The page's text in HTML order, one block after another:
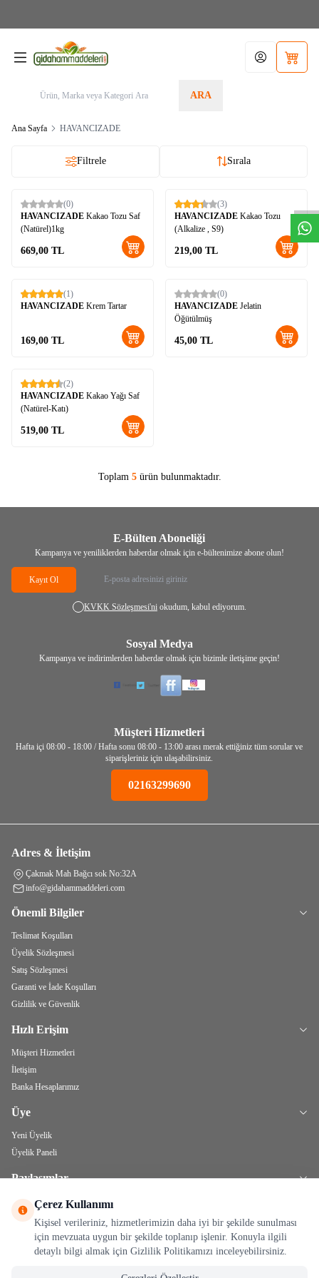
ARA
HesabımSepetim
Ana Sayfa HAVANCIZADE
Filtrele Sırala
Yeni
(0)
HAVANCIZADE Kakao Tozu Saf
(Natürel)1kg
669,00 TL
(3)
HAVANCIZADE Kakao Tozu
(Alkalize , S9)
219,00 TL
(1)
HAVANCIZADE Krem Tartar
169,00 TL
(0)
HAVANCIZADE Jelatin
Öğütülmüş
45,00 TL
Yeni
(2)
HAVANCIZADE Kakao Yağı Saf
(Natürel-Katı)
519,00 TL
Toplam 5ürün bulunmaktadır.
E-Bülten Aboneliği
Kampanya ve yeniliklerden haberdar olmak için e-bültenimize abone olun!
Kayıt Ol
KVKK Sözleşmesi'ni okudum, kabul ediyorum.
Sosyal Medya
Kampanya ve indirimlerden haberdar olmak için bizimle iletişime geçin!
Müşteri Hizmetleri
Hafta içi 08:00 - 18:00 / Hafta sonu 08:00 - 13:00 arası merak ettiğiniz tüm sorular ve
siparişleriniz için ulaşabilirsiniz.
02163299690
Adres & İletişim
Çakmak Mah Bağcı sok No:32A
info@gidahammaddeleri.com
Önemli Bilgiler
Teslimat Koşulları
Üyelik Sözleşmesi
Satış Sözleşmesi
Garanti ve İade Koşulları
Gizlilik ve Güvenlik
Hızlı Erişim
Müşteri Hizmetleri
İletişim
Banka Hesaplarımız
Üye
Yeni Üyelik
Üyelik Paneli
Paylaşımlar
Bitkisel Yağlar
Çerez Kullanımı
Kişisel verileriniz, hizmetlerimizin daha iyi bir şekilde sunulması
için mevzuata uygun bir şekilde toplanıp işlenir. Konuyla ilgili
detaylı bilgi almak için Gizlilik Politikamızı inceleyebilirsiniz.